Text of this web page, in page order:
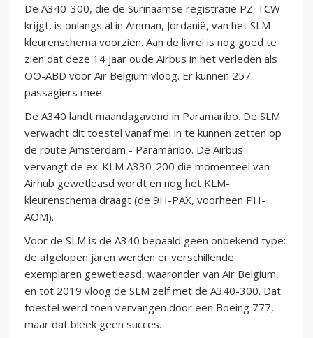
De A340-300, die de Surinaamse registratie PZ-TCW
krijgt, is onlangs al in Amman, Jordanië, van het SLM-
kleurenschema voorzien. Aan de livrei is nog goed te
zien dat deze 14 jaar oude Airbus in het verleden als
OO-ABD voor Air Belgium vloog. Er kunnen 257
passagiers mee.
De A340 landt maandagavond in Paramaribo. De SLM
verwacht dit toestel vanaf mei in te kunnen zetten op
de route Amsterdam - Paramaribo. De Airbus
vervangt de ex-KLM A330-200 die momenteel van
Airhub gewetleasd wordt en nog het KLM-
kleurenschema draagt (de 9H-PAX, voorheen PH-
AOM).
Voor de SLM is de A340 bepaald geen onbekend type:
de afgelopen jaren werden er verschillende
exemplaren gewetleasd, waaronder van Air Belgium,
en tot 2019 vloog de SLM zelf met de A340-300. Dat
toestel werd toen vervangen door een Boeing 777,
maar dat bleek geen succes.